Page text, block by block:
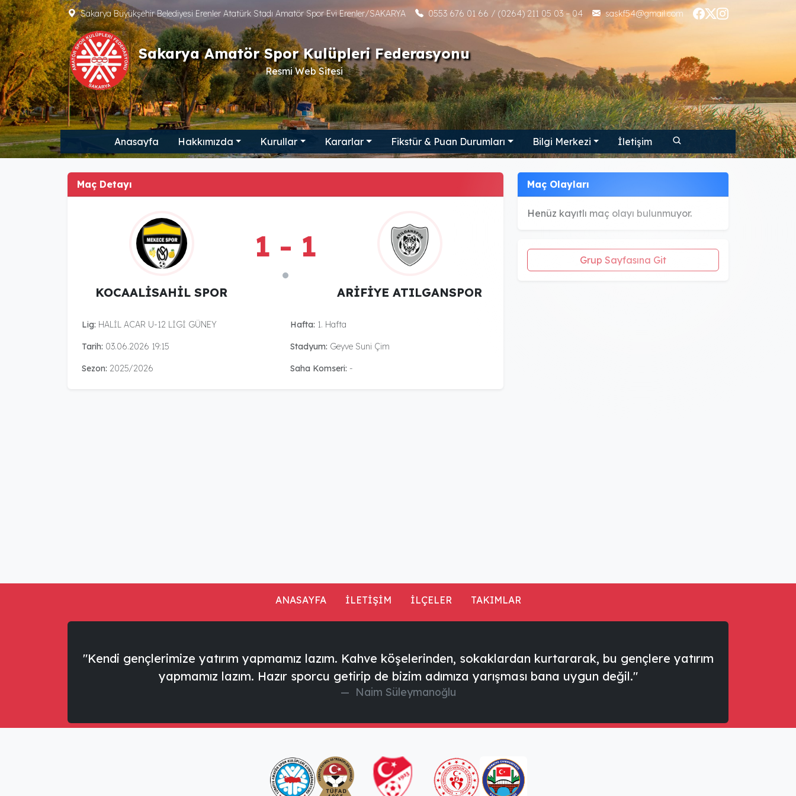
Sakarya Büyükşehir Belediyesi Erenler Atatürk Stadı Amatör Spor Evi Erenler/SAKARYA 0553 676 01 66 / (0264) 211 05 03 – 04 saskf54@gmail.com
Sakarya Amatör Spor Kulüpleri Federasyonu
Resmi Web Sitesi
Anasayfa Hakkımızda Kurullar Kararlar Fikstür & Puan Durumları Bilgi Merkezi İletişim
Maç Detayı
KOCAALİSAHİL SPOR
1 - 1
ARİFİYE ATILGANSPOR
Lig: HALİL ACAR U-12 LİGİ GÜNEY Hafta: 1. Hafta
Tarih: 03.06.2026 19:15 Stadyum: Geyve Suni Çim
Sezon: 2025/2026 Saha Komseri: -
Maç Olayları
Henüz kayıtlı maç olayı bulunmuyor.
Grup Sayfasına Git
ANASAYFA İLETİŞİM İLÇELER TAKIMLAR
"Kendi gençlerimize yatırım yapmamız lazım. Kahve köşelerinden, sokaklardan kurtararak, bu gençlere yatırım
yapmamız lazım. Hazır sporcu getirip de bizim adımıza yarışması bana uygun değil."
Naim Süleymanoğlu